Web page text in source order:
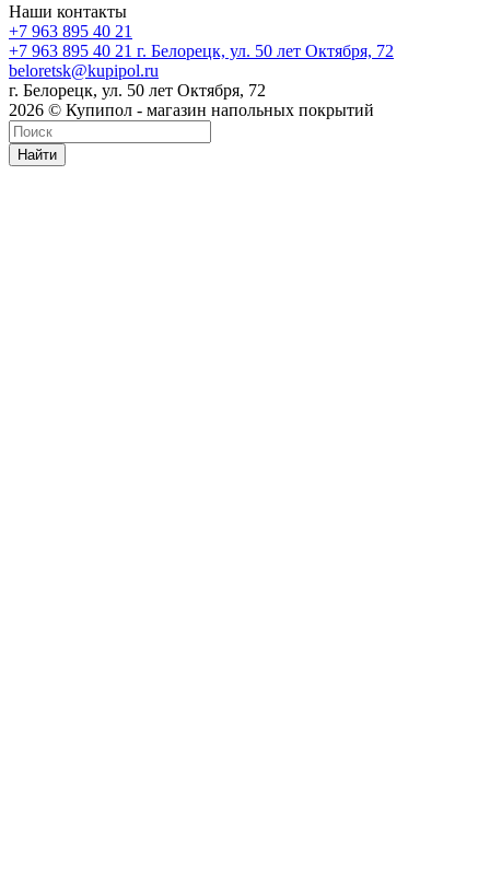
Наши контакты
+7 963 895 40 21
+7 963 895 40 21 г. Белорецк, ул. 50 лет Октября, 72
beloretsk@kupipol.ru
г. Белорецк, ул. 50 лет Октября, 72
2026 © Купипол - магазин напольных покрытий
Найти